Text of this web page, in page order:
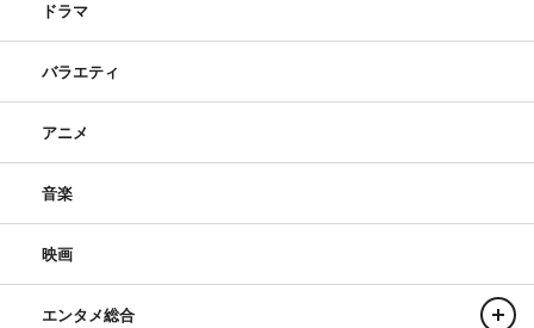
＜コメント＞
アホのおっちゃん役をやらせていただきます岡部です。
すがおもしろいし人懐っこかったのを覚えています。アホ
で「故郷」なんかを奏でたくなります。波乱万丈なスズ子
の人生にも優しく温かい記憶として残るようなあほのおっ
ちゃんにしたいと思います。
ドラマ
バラエティ
アニメ
音楽
映画
エンタメ総合